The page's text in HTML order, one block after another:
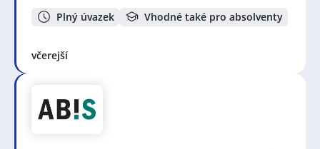
Plný úvazek Vhodné také pro absolventy
včerejší